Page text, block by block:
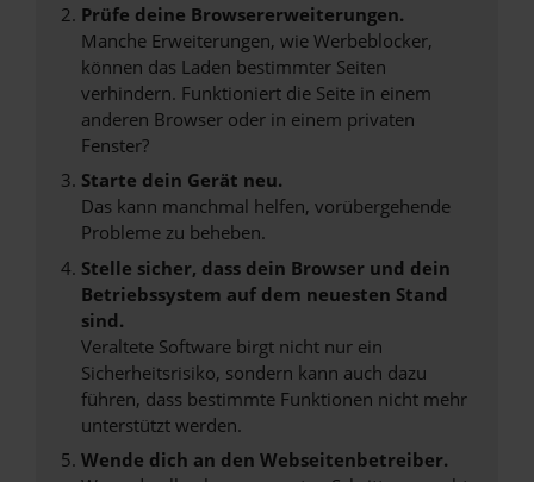
Prüfe deine Browsererweiterungen.
Manche Erweiterungen, wie Werbeblocker,
können das Laden bestimmter Seiten
verhindern. Funktioniert die Seite in einem
anderen Browser oder in einem privaten
Fenster?
Starte dein Gerät neu.
Das kann manchmal helfen, vorübergehende
Probleme zu beheben.
Stelle sicher, dass dein Browser und dein
Betriebssystem auf dem neuesten Stand
sind.
Veraltete Software birgt nicht nur ein
Sicherheitsrisiko, sondern kann auch dazu
führen, dass bestimmte Funktionen nicht mehr
unterstützt werden.
Wende dich an den Webseitenbetreiber.